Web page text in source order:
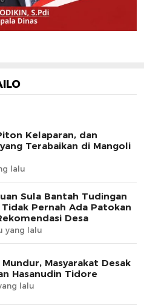
Kelaparan, dan
Terabaikan di Mangoli
lalu
Sula Bantah Tudingan
Pernah Ada Patokan
Desa
yang lalu
Mundur, Masyarakat Desak
Hasanudin Tidore
lalu